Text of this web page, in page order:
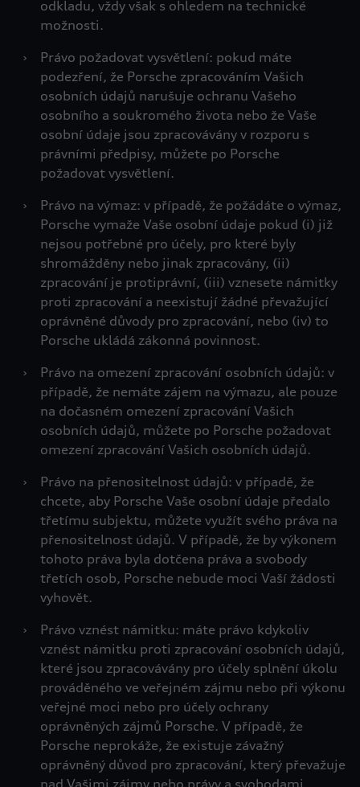
odkladu, vždy však s ohledem na technické
možnosti.
›
Právo požadovat vysvětlení: pokud máte
podezření, že Porsche zpracováním Vašich
osobních údajů narušuje ochranu Vašeho
osobního a soukromého života nebo že Vaše
osobní údaje jsou zpracovávány v rozporu s
právními předpisy, můžete po Porsche
požadovat vysvětlení.
›
Právo na výmaz: v případě, že požádáte o výmaz,
Porsche vymaže Vaše osobní údaje pokud (i) již
nejsou potřebné pro účely, pro které byly
shromážděny nebo jinak zpracovány, (ii)
zpracování je protiprávní, (iii) vznesete námitky
proti zpracování a neexistují žádné převažující
oprávněné důvody pro zpracování, nebo (iv) to
Porsche ukládá zákonná povinnost.
›
Právo na omezení zpracování osobních údajů: v
případě, že nemáte zájem na výmazu, ale pouze
na dočasném omezení zpracování Vašich
osobních údajů, můžete po Porsche požadovat
omezení zpracování Vašich osobních údajů.
›
Právo na přenositelnost údajů: v případě, že
chcete, aby Porsche Vaše osobní údaje předalo
třetímu subjektu, můžete využít svého práva na
přenositelnost údajů. V případě, že by výkonem
tohoto práva byla dotčena práva a svobody
třetích osob, Porsche nebude moci Vaší žádosti
vyhovět.
›
Právo vznést námitku: máte právo kdykoliv
vznést námitku proti zpracování osobních údajů,
které jsou zpracovávány pro účely splnění úkolu
prováděného ve veřejném zájmu nebo při výkonu
veřejné moci nebo pro účely ochrany
oprávněných zájmů Porsche. V případě, že
Porsche neprokáže, že existuje závažný
oprávněný důvod pro zpracování, který převažuje
nad Vašimi zájmy nebo právy a svobodami,